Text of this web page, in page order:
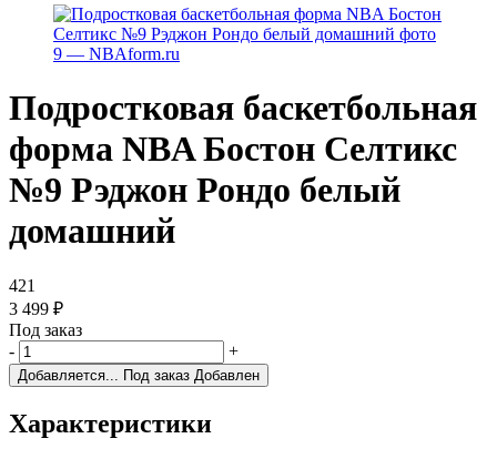
Подростковая баскетбольная
форма NBA Бостон Селтикс
№9 Рэджон Рондо белый
домашний
421
3 499 ₽
Под заказ
-
+
Добавляется... Под заказ Добавлен
Характеристики